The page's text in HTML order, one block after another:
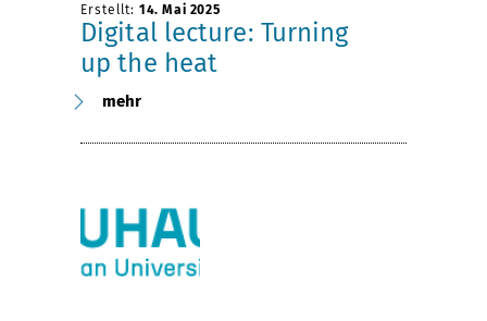
Erstellt: 14. Mai 2025
Digital lecture: Turning
up the heat
mehr